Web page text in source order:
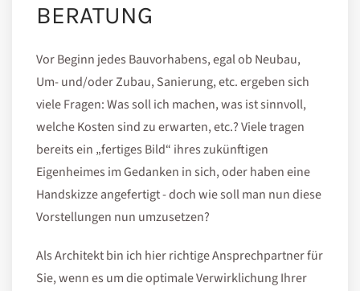
BERATUNG
Vor Beginn jedes Bauvorhabens, egal ob Neubau,
Um- und/oder Zubau, Sanierung, etc. ergeben sich
viele Fragen: Was soll ich machen, was ist sinnvoll,
welche Kosten sind zu erwarten, etc.? Viele tragen
bereits ein „fertiges Bild“ ihres zukünftigen
Eigenheimes im Gedanken in sich, oder haben eine
Handskizze angefertigt - doch wie soll man nun diese
Vorstellungen nun umzusetzen?
Als Architekt bin ich hier richtige Ansprechpartner für
Sie, wenn es um die optimale Verwirklichung Ihrer